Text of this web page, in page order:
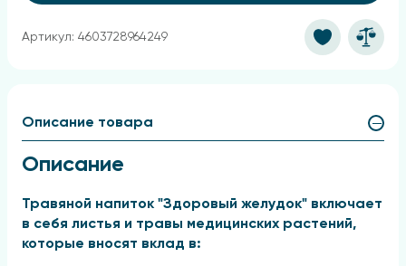
Артикул: 4603728964249
Описание товара
Описание
Травяной напиток "Здоровый желудок" включает
в себя листья и травы медицинских растений,
которые вносят вклад в: